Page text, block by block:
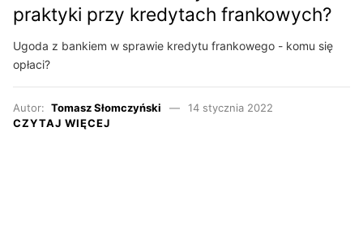
praktyki przy kredytach frankowych?
Ugoda z bankiem w sprawie kredytu frankowego - komu się
opłaci?
Autor: Tomasz Słomczyński
14 stycznia 2022
CZYTAJ WIĘCEJ